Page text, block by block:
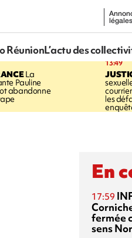
légales
RéunionL’actu des
La
Pauline
abandonne
13:49
les
En
17:59
fermée
sens